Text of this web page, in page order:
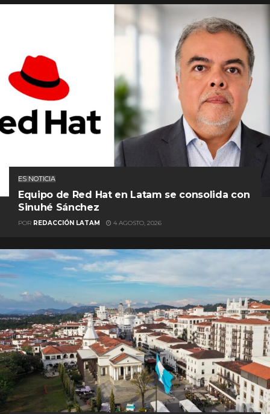
ES NOTICIA
Equipo de Red Hat en Latam se consolida con
Sinuhé Sánchez
POR REDACCIÓN LATAM 4 AGOSTO, 2026